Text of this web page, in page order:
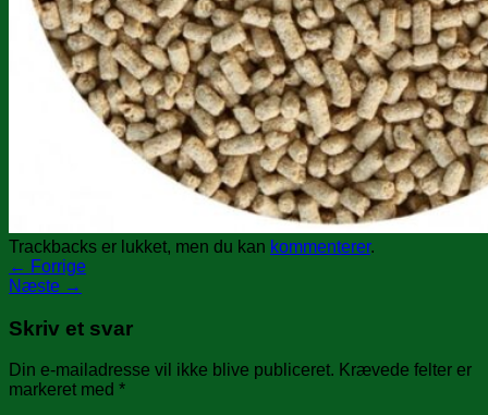
Trackbacks er lukket, men du kan kommenterer.
← Forrige
Næste →
Skriv et svar
Din e-mailadresse vil ikke blive publiceret. Krævede felter er
markeret med *